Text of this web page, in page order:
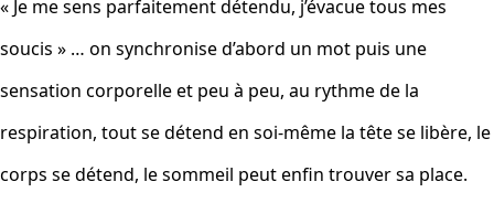
« Je me sens parfaitement détendu, j’évacue tous mes
soucis » … on synchronise d’abord un mot puis une
sensation corporelle et peu à peu, au rythme de la
respiration, tout se détend en soi-même la tête se libère, le
corps se détend, le sommeil peut enfin trouver sa place.